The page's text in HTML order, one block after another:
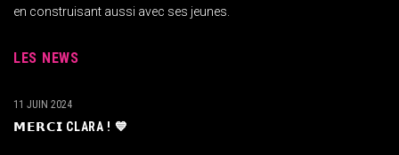
en construisant aussi avec ses jeunes.
LES NEWS
𝗠𝗘𝗥𝗖𝗜 CLARA ! 💙
11 JUIN 2024